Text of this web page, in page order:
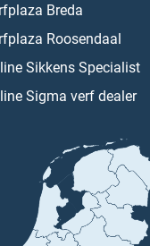
Breda
Roosendaal
Sikkens Specialist
Sigma verf dealer